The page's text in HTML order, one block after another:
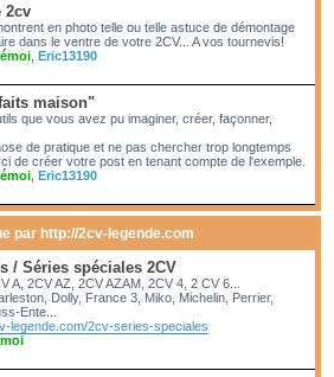
2cv
en photo telle ou telle astuce de démontage
dans le ventre de votre 2CV... A vos tournevis!
Eric13190
maison"
que vous avez pu imaginer, créer, façonner,
de pratique et ne pas chercher trop longtemps
de créer votre post en tenant compte de l'exemple.
Eric13190
par http://2cv-legende.com
/ Séries spéciales 2CV
A, 2CV AZ, 2CV AZAM, 2CV 4, 2 CV 6...
Dolly, France 3, Miko, Michelin, Perrier,
Ente...
legende.com/2cv-series-speciales